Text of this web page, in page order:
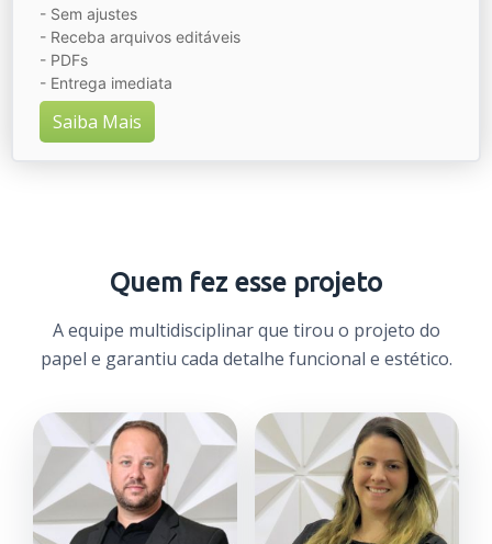
- Sem ajustes
- Receba arquivos editáveis
- PDFs
- Entrega imediata
Saiba Mais
Quem fez esse projeto
A equipe multidisciplinar que tirou o projeto do
papel e garantiu cada detalhe funcional e estético.